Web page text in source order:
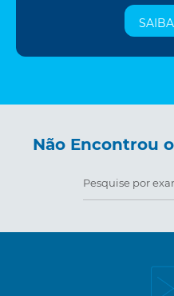
Não Encontrou